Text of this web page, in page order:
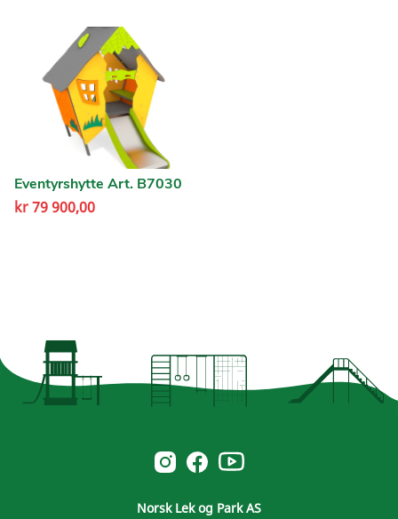
Eventyrshytte Art. B7030
kr79 900,00
Norsk Leg & Park instagram
Norsk Leg & Park facebook
Norsk Leg & Park youtube
Norsk Lek og Park AS